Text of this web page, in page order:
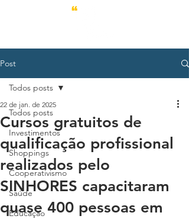
Post
Todos posts
Investimentos
Shoppings
Cooperativismo
Saúde
Educação
Todos posts
Cursos gratuitos de
qualificação profissional
realizados pelo
SINHORES capacitaram
quase 400 pessoas em
22 de jan. de 2025